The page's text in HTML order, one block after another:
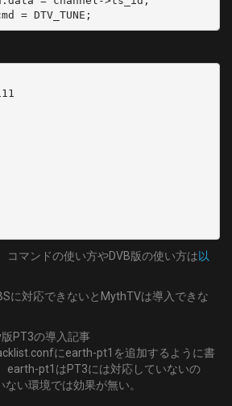
= DTV_TUNE;
コマンドの使い方やDVB版の使い方は以
に対応できないとMythTVは導入できな
PT3の導入記事
にearth-pt1を追加するように書
earth-pt1はPT3には対応していないの
い環境では効果が無い。